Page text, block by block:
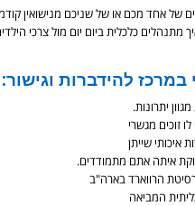
של אחד מכם או של שניכם מנישואין
כלכלית ביום יום מול צרכי
להידברות וגישור:
יתרונות.
זוכים מגשרי
איכותי שייתן
איתה אתם מתמודדים.
הרווארד בארה"ב
המביאה